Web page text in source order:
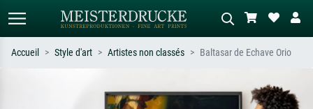
Recherchez par artiste, titre ou style –
Décrivez la scène – ex. prairie verte,
Accueil Style d'art Artistes non classés Baltasar de Echave Orio